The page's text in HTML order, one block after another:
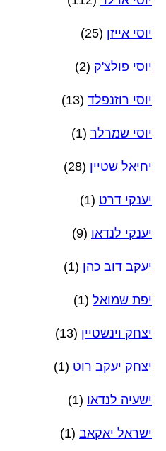
יוסי אייזן (25)
יוסי פולצ'ק (2)
יוסי רוזנפלד (13)
יוסי שמרלר (1)
יחיאל שטיין (28)
יענקי דרט (1)
יענקי לנדאו (9)
יעקב דוב כהן (1)
יפת שמואל (1)
יצחק וינשטיין (13)
יצחק יעקב רוט (1)
ישעיה לנדאו (1)
ישראל יאקאב (1)